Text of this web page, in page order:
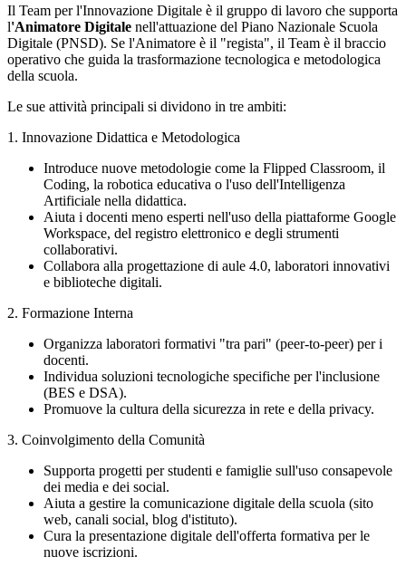
Il Team per l'Innovazione Digitale è il gruppo di lavoro che supporta
l'Animatore Digitale nell'attuazione del Piano Nazionale Scuola
Digitale (PNSD). Se l'Animatore è il "regista", il Team è il braccio
operativo che guida la trasformazione tecnologica e metodologica
della scuola.
Le sue attività principali si dividono in tre ambiti:
1. Innovazione Didattica e Metodologica
Introduce nuove metodologie come la Flipped Classroom, il
Coding, la robotica educativa o l'uso dell'Intelligenza
Artificiale nella didattica.
Aiuta i docenti meno esperti nell'uso della piattaforme Google
Workspace, del registro elettronico e degli strumenti
collaborativi.
Collabora alla progettazione di aule 4.0, laboratori innovativi
e biblioteche digitali.
2. Formazione Interna
Organizza laboratori formativi "tra pari" (peer-to-peer) per i
docenti.
Individua soluzioni tecnologiche specifiche per l'inclusione
(BES e DSA).
Promuove la cultura della sicurezza in rete e della privacy.
3. Coinvolgimento della Comunità
Supporta progetti per studenti e famiglie sull'uso consapevole
dei media e dei social.
Aiuta a gestire la comunicazione digitale della scuola (sito
web, canali social, blog d'istituto).
Cura la presentazione digitale dell'offerta formativa per le
nuove iscrizioni.